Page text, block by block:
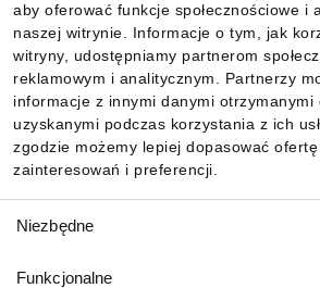
aby oferować funkcje społecznościowe i
naszej witrynie. Informacje o tym, jak
witryny, udostępniamy partnerom
reklamowym i analitycznym. Partnerzy
informacje z innymi danymi otrzymanymi
uzyskanymi podczas korzystania z ich
zgodzie możemy lepiej dopasować
zainteresowań i preferencji.
zgody
Niezbędne
Funkcjonalne
Informacje
Pobierz naszą aplikację